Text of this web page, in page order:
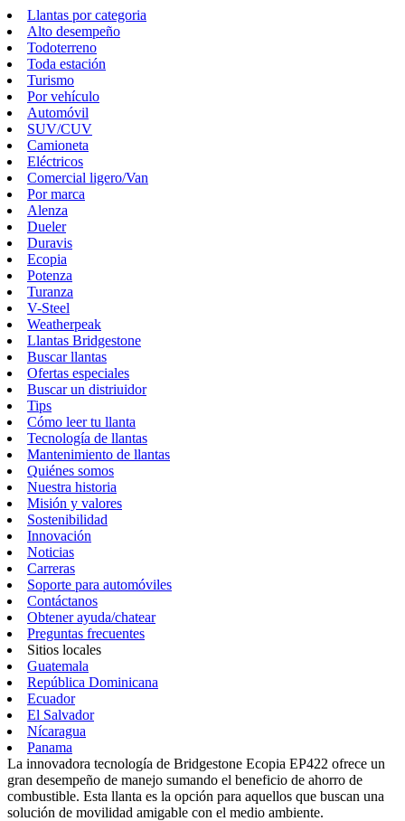
Llantas por categoria
Alto desempeño
Todoterreno
Toda estación
Turismo
Por vehículo
Automóvil
SUV/CUV
Camioneta
Eléctricos
Comercial ligero/Van
Por marca
Alenza
Dueler
Duravis
Ecopia
Potenza
Turanza
V-Steel
Weatherpeak
Llantas Bridgestone
Buscar llantas
Ofertas especiales
Buscar un distriuidor
Tips
Cómo leer tu llanta
Tecnología de llantas
Mantenimiento de llantas
Quiénes somos
Nuestra historia
Misión y valores
Sostenibilidad
Innovación
Noticias
Carreras
Soporte para automóviles
Contáctanos
Obtener ayuda/chatear
Preguntas frecuentes
Sitios locales
Guatemala
República Dominicana
Ecuador
El Salvador
Nícaragua
Panama
La innovadora tecnología de Bridgestone Ecopia EP422 ofrece un
gran desempeño de manejo sumando el beneficio de ahorro de
combustible. Esta llanta es la opción para aquellos que buscan una
solución de movilidad amigable con el medio ambiente.